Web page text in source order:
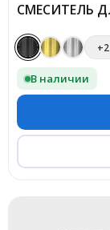
СМЕСИТЕЛЬ
+2
В наличии